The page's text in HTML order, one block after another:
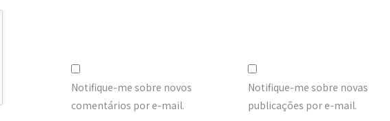
Notifique-me sobre novos
comentários por e-mail.
Notifique-me sobre novas
publicações por e-mail.